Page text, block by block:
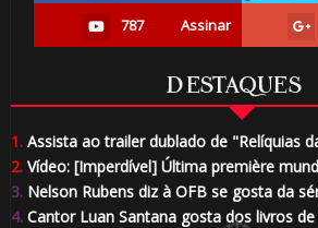
787 Assinar
DESTAQUES
1.Assista ao trailer dublado de "Relíquias
2.Vídeo: [Imperdível] Última première
3.Nelson Rubens diz à OFB se gosta da
4.Cantor Luan Santana gosta dos livros
1️⃣ 8️⃣